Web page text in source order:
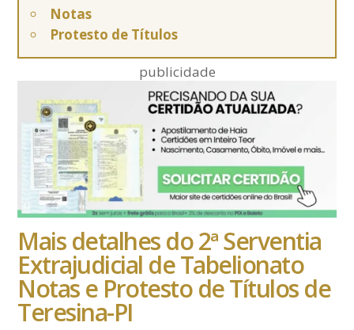
Notas
Protesto de Títulos
publicidade
Mais detalhes do 2ª Serventia
Extrajudicial de Tabelionato
Notas e Protesto de Títulos de
Teresina-PI